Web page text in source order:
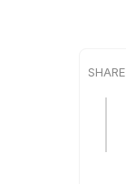
SHARE